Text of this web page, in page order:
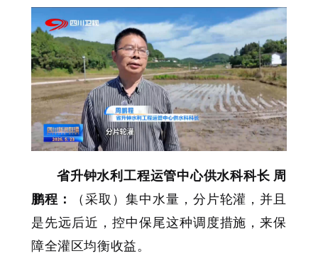
省升钟水利工程运管中心供水科科长 周
鹏程：
（采取）集中水量，分片轮灌，并且
是先远后近，控中保尾这种调度措施，来保
障全灌区均衡收益。